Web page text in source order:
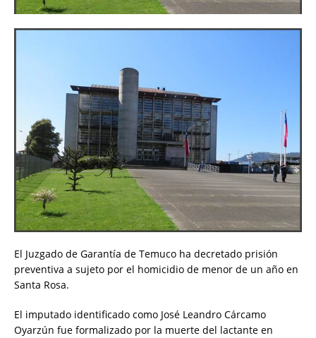
El Juzgado de Garantía de Temuco ha decretado prisión
preventiva a sujeto por el homicidio de menor de un año en
Santa Rosa.
El imputado identificado como José Leandro Cárcamo
Oyarzún fue formalizado por la muerte del lactante en